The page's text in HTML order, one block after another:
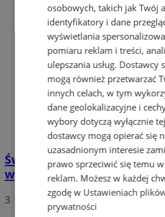
Świętujemy 50 lat Fiata
wyjątkowa wystawa w
3
osobowych, takich jak Twój
identyfikatory i dane
wyświetlania
pomiaru reklam i treści,
ulepszania usług. Dostawcy
mogą również przetwarzać
innych celach, w tym
dane geolokalizacyjne i
wybory dotyczą wyłącznie
dostawcy mogą opierać się
uzasadnionym interesie
prawo sprzeciwić się temu w
reklam. Możesz w każdej
zgodę w Ustawieniach
prywatności